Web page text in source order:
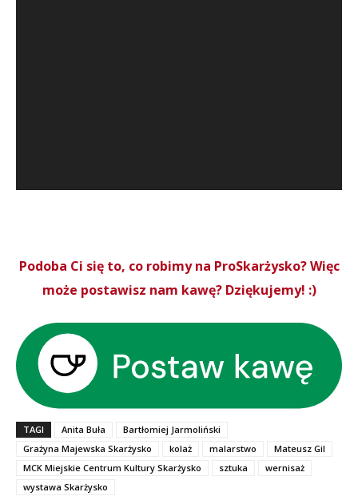
Podoba Ci się to, co robimy na ProSkarżysko? Więc
może postawisz nam kawę? Dziękujemy! :)
TAGI Anita Buła
Bartłomiej Jarmoliński
Grażyna Majewska Skarżysko
kolaż malarstwo
Mateusz Gil
MCK Miejskie Centrum Kultury Skarżysko
sztuka
wernisaż
wystawa Skarżysko